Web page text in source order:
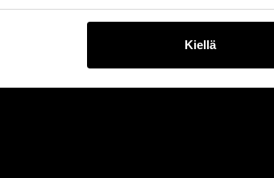
Kiellä